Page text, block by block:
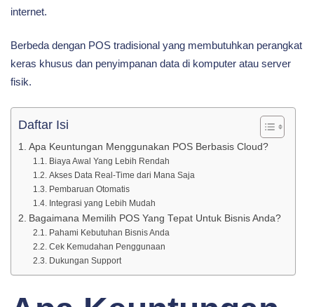
Tradisional
internet.
Berbeda dengan POS tradisional yang membutuhkan perangkat
keras khusus dan penyimpanan data di komputer atau server
fisik.
Daftar Isi
Apa Keuntungan Menggunakan POS Berbasis Cloud?
Biaya Awal Yang Lebih Rendah
Akses Data Real-Time dari Mana Saja
Pembaruan Otomatis
Integrasi yang Lebih Mudah
Bagaimana Memilih POS Yang Tepat Untuk Bisnis Anda?
Pahami Kebutuhan Bisnis Anda
Cek Kemudahan Penggunaan
Dukungan Support